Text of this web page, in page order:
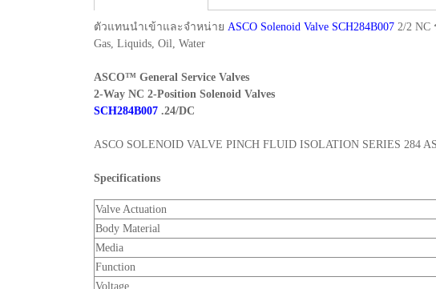
ตัวแทนนำเข้าและจำหน่าย ASCO Solenoid Valve SCH284B007 2/2 NC
Gas, Liquids, Oil, Water
ASCO™ General Service Valves
2-Way NC 2-Position Solenoid Valves
SCH284B007 .24/DC
ASCO SOLENOID VALVE PINCH FLUID ISOLATION SERIES 284
Specifications
Valve Actuation
Body Material
Media
Function
Voltage